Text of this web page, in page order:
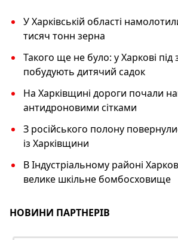
У Харківській області
тисяч тонн зерна
Такого ще не було: у Харкові
побудують дитячий садок
На Харківщині дороги почали
антидроновими сітками
З російського полону
із Харківщини
В Індустріальному районі
велике шкільне бомбосховище
НОВИНИ ПАРТНЕРІВ